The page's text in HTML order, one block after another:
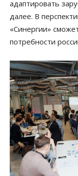
адаптировать
далее. В
«Синергии»
потребности